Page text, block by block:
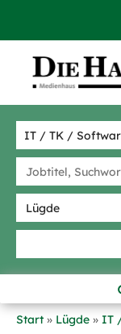
Start
Lügde
IT